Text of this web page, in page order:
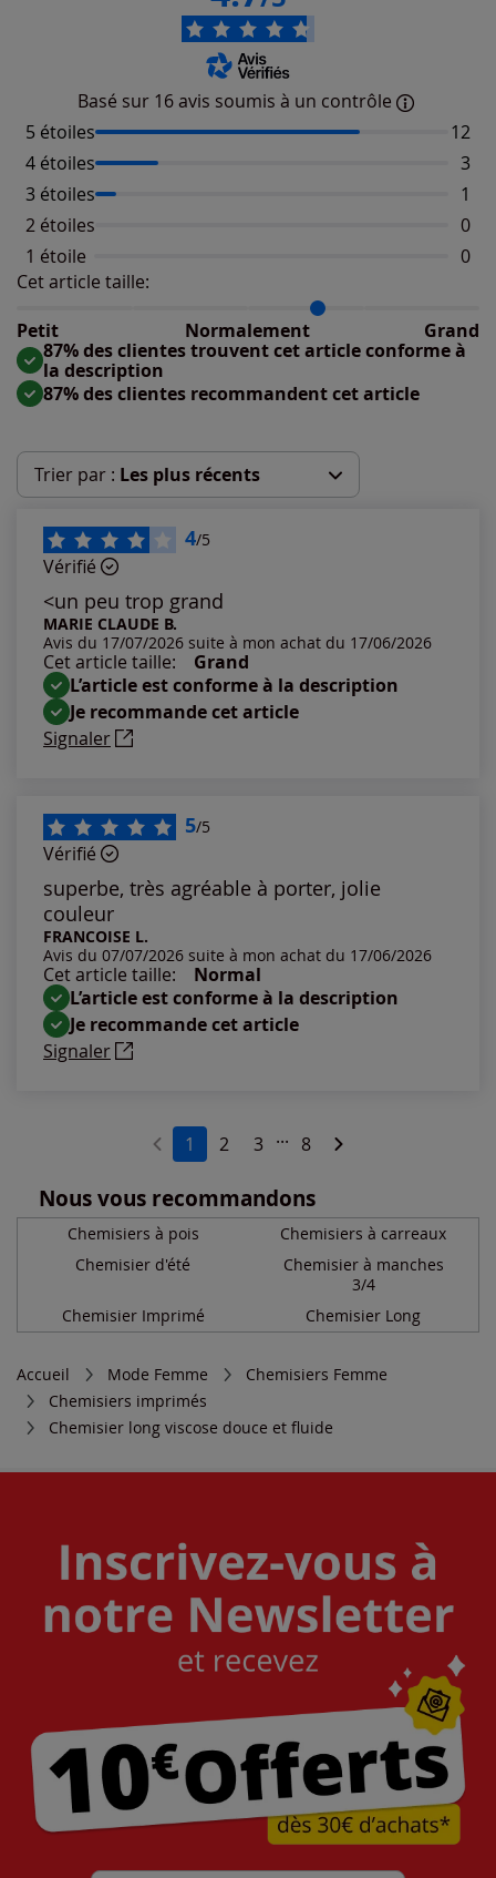
Basé sur 16 avis soumis à un contrôle
5 étoiles
12
4 étoiles
3
3 étoiles
1
2 étoiles
0
1 étoile
0
Cet article taille:
Petit
Normalement Grand
Répartition du taillant selon les avis clients
Taille grand : 25%
87% des clientes trouvent cet article conforme à
la description
87% des clientes recommandent cet article
Trier par : Les plus récents
Les plus récents
Notes les plus élevées
Notes les plus basses
4/5
Vérifié
<un peu trop grand
MARIE CLAUDE B.
Avis du 17/07/2026 suite à mon achat du 17/06/2026
Cet article taille:
Grand
L’article est conforme à la description
Je recommande cet article
Signaler
5/5
Vérifié
superbe, très agréable à porter, jolie
couleur
FRANCOISE L.
Avis du 07/07/2026 suite à mon achat du 17/06/2026
Cet article taille:
Normal
L’article est conforme à la description
Je recommande cet article
Signaler
1 2 3 ... 8
Nous vous recommandons
Chemisiers à pois
Chemisier d'été
Chemisiers à carreaux
Chemisier à manches
3/4
Chemisier Imprimé
Chemisier Long
Accueil Mode Femme
Chemisiers Femme
Chemisiers imprimés
Chemisier long viscose douce et fluide